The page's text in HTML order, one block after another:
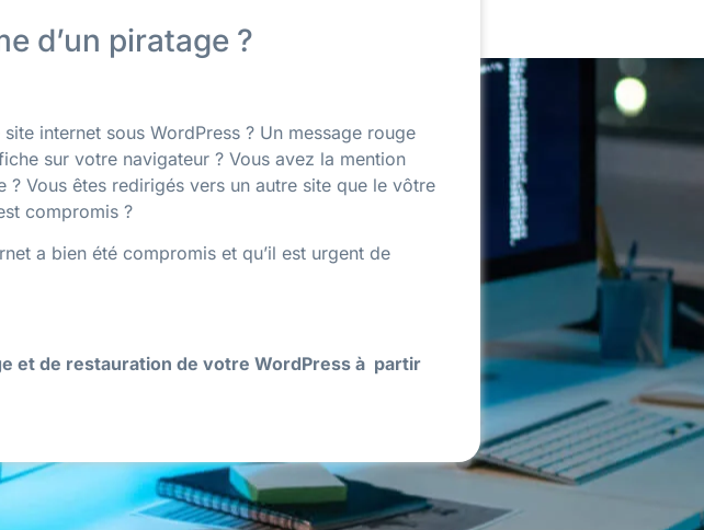
d’un piratage ?
internet sous WordPress ? Un message rouge
sur votre navigateur ? Vous avez la mention
Vous êtes redirigés vers un autre site que le vôtre
compromis ?
a bien été compromis et qu’il est urgent de
et de restauration de votre WordPress à partir